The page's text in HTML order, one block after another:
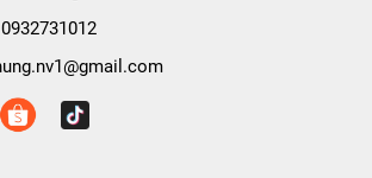
0932731012